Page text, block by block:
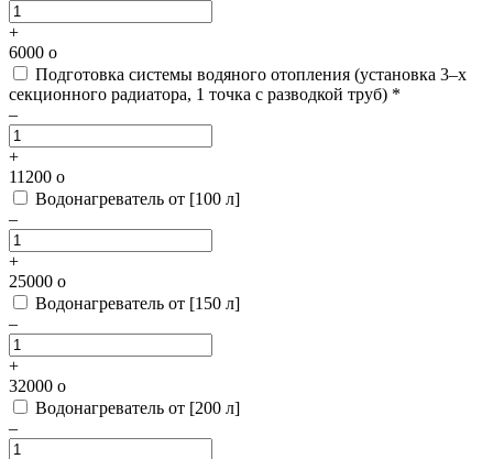
+
6000 o
Подготовка системы водяного отопления (установка 3–х
секционного радиатора, 1 точка с разводкой труб) *
–
+
11200 o
Водонагреватель от [100 л]
–
+
25000 o
Водонагреватель от [150 л]
–
+
32000 o
Водонагреватель от [200 л]
–